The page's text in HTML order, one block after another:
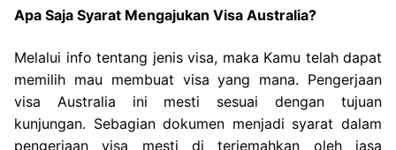
Apa Saja Syarat Mengajukan Visa Australia?
Melalui info tentang jenis visa, maka Kamu telah dapat
memilih mau membuat visa yang mana. Pengerjaan
visa Australia ini mesti sesuai dengan tujuan
kunjungan. Sebagian dokumen menjadi syarat dalam
pengerjaan visa mesti di terjemahkan oleh jasa